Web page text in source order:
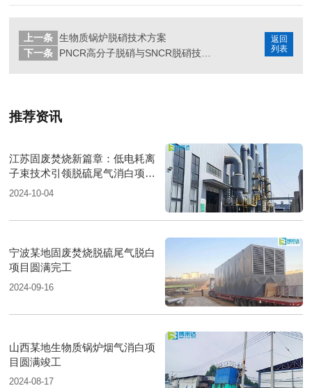
返回
列表
上一条 生物质锅炉脱硝技术方案
下一条
推荐资讯
江苏固废焚烧新篇章：低电耗离
子束技术引领脱硫尾气消白项目
圆满落成
2024-10-04
宁波某地固废焚烧脱硫尾气脱白
项目圆满完工
2024-09-16
山西某地生物质锅炉烟气消白项
目圆满竣工
2024-08-17